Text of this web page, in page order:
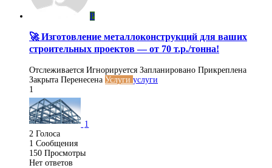
P
🚀 Изготовление металлоконструкций для ваших
строительных проектов — от 70 т.р./тонна!
Отслеживается Игнорируется Запланировано Прикреплена
Закрыта Перенесена Услуги услуги
1
1
2 Голоса
1 Сообщения
150 Просмотры
Нет ответов